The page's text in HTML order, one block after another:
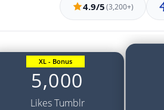
4.9/5(3,200+)
XL - Bonus
5,000
Likes Tumblr